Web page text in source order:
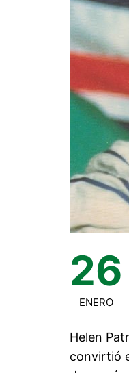
26
ENERO
Helen
convirtió